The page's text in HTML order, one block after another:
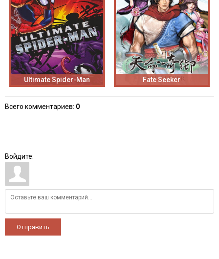
Ultimate Spider-Man Fate Seeker
Всего комментариев: 0
Войдите:
Отправить